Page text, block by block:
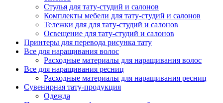
Стулья для тату-студий и салонов
Комплекты мебели для тату-студий и салонов
Тележки для для тату-студий и салонов
Освещение для тату-студий и салонов
Принтеры для перевода рисунка тату
Все для наращивания волос
Расходные материалы для наращивания волос
Все для наращивания ресниц
Расходные материалы для наращивания ресниц
Сувенирная тату-продукция
Одежда